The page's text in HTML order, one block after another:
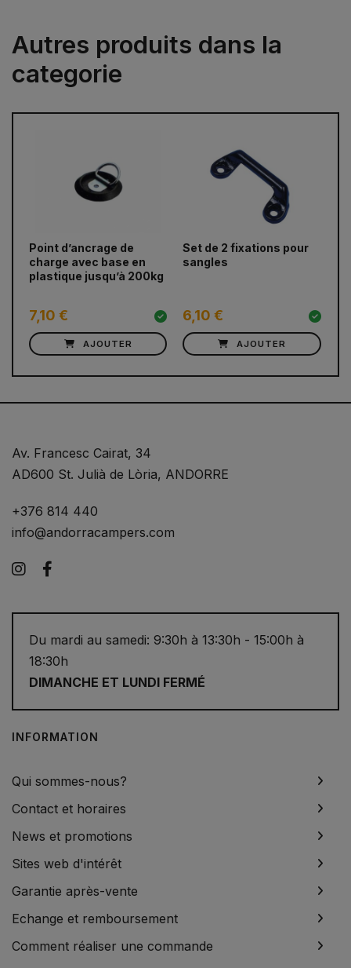
Autres produits dans la
categorie
Point d’ancrage de
charge avec base en
plastique jusqu’à 200kg
7,10 €
AJOUTER
Set de 2 fixations pour
sangles
6,10 €
AJOUTER
prev next
Av. Francesc Cairat, 34
AD600 St. Julià de Lòria, ANDORRE
+376 814 440
info@andorracampers.com
Instagram
Du mardi au samedi: 9:30h à 13:30h - 15:00h à
18:30h
DIMANCHE ET LUNDI FERMÉ
INFORMATION
Qui sommes-nous?
Contact et horaires
News et promotions
Sites web d'intérêt
Garantie après-vente
Echange et remboursement
Comment réaliser une commande